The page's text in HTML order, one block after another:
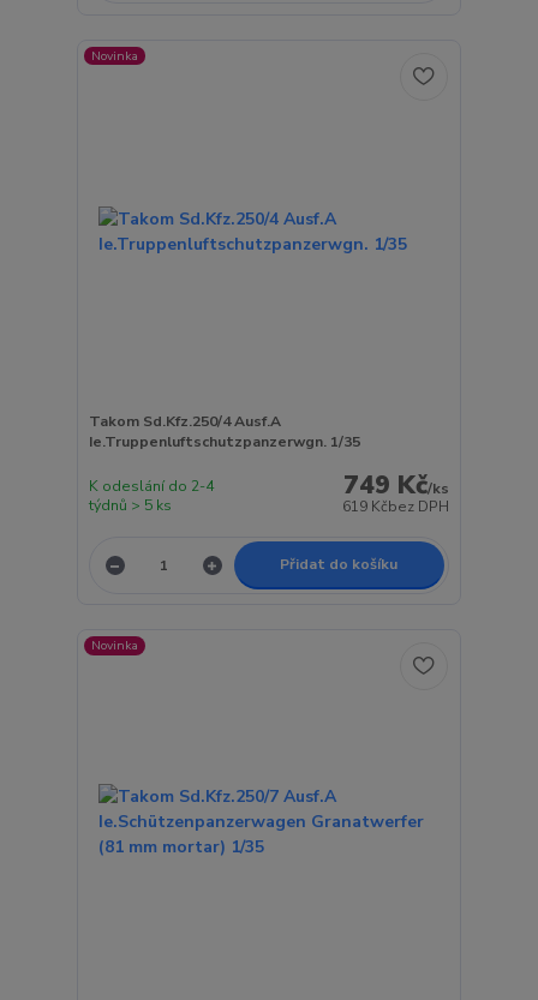
Novinka
Takom Sd.Kfz.250/4 Ausf.A
Ie.Truppenluftschutzpanzerwgn. 1/35
749 Kč/ks
619 Kčbez DPH
K odeslání do 2-4
týdnů > 5 ks
Přidat do košíku
Novinka